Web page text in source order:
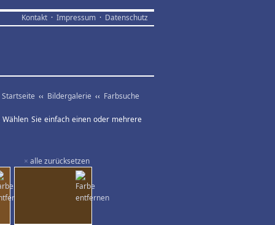
Kontakt · Impressum · Datenschutz
Startseite ‹‹ Bildergalerie ‹‹ Farbsuche
Sie einfach einen oder mehrere
× alle zurücksetzen